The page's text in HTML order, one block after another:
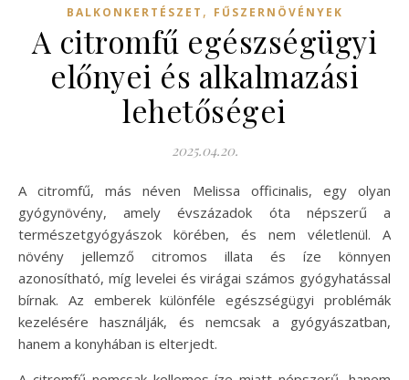
BALKONKERTÉSZET , FŰSZERNÖVÉNYEK
A citromfű egészségügyi
előnyei és alkalmazási
lehetőségei
2025.04.20.
A citromfű, más néven Melissa officinalis, egy olyan
gyógynövény, amely évszázadok óta népszerű a
természetgyógyászok körében, és nem véletlenül. A
növény jellemző citromos illata és íze könnyen
azonosítható, míg levelei és virágai számos gyógyhatással
bírnak. Az emberek különféle egészségügyi problémák
kezelésére használják, és nemcsak a gyógyászatban,
hanem a konyhában is elterjedt.